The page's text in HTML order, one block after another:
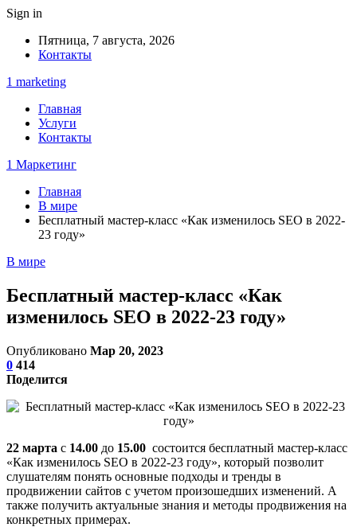
Sign in
Пятница, 7 августа, 2026
Контакты
1 marketing
Главная
Услуги
Контакты
1 Маркетинг
Главная
В мире
Бесплатный мастер-класс «Как изменилось SEO в 2022-
23 году»
В мире
Бесплатный мастер-класс «Как
изменилось SEO в 2022-23 году»
Опубликовано Мар 20, 2023
0 414
Поделится
22 марта c 14.00 до 15.00 состоится бесплатный мастер-класс
«Как изменилось SEO в 2022-23 году», который позволит
слушателям понять основные подходы и тренды в
продвижении сайтов с учетом произошедших изменений. А
также получить актуальные знания и методы продвижения на
конкретных примерах.